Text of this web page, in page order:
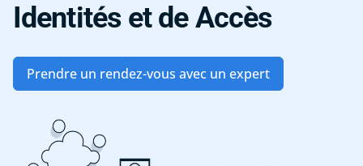
Identités et de Accès
Prendre un rendez-vous avec un expert